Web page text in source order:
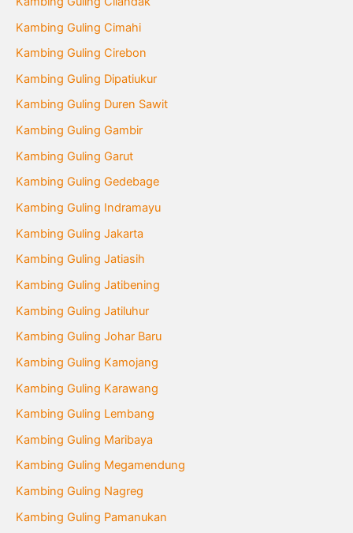
Kambing Guling Cimahi
Kambing Guling Cirebon
Kambing Guling Dipatiukur
Kambing Guling Duren Sawit
Kambing Guling Gambir
Kambing Guling Garut
Kambing Guling Gedebage
Kambing Guling Indramayu
Kambing Guling Jakarta
Kambing Guling Jatiasih
Kambing Guling Jatibening
Kambing Guling Jatiluhur
Kambing Guling Johar Baru
Kambing Guling Kamojang
Kambing Guling Karawang
Kambing Guling Lembang
Kambing Guling Maribaya
Kambing Guling Megamendung
Kambing Guling Nagreg
Kambing Guling Pamanukan